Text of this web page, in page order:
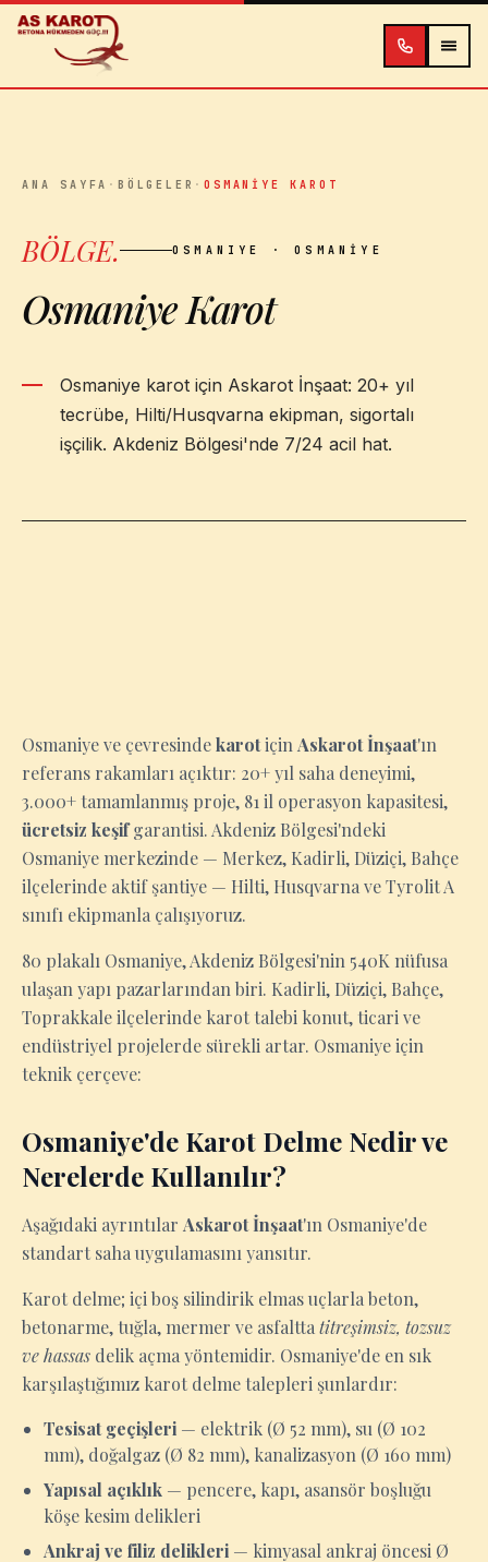
İçeriğe atla
ANA SAYFA ·BÖLGELER ·OSMANIYE KAROT
BÖLGE. OSMANIYE · OSMANIYE
Osmaniye Karot
Osmaniye karot için Askarot İnşaat: 20+ yıl
tecrübe, Hilti/Husqvarna ekipman, sigortalı
işçilik. Akdeniz Bölgesi'nde 7/24 acil hat.
Osmaniye ve çevresindekarotiçin Askarot İnşaat'ın
referans rakamları açıktır: 20+ yıl saha deneyimi,
3.000+ tamamlanmış proje, 81 il operasyon kapasitesi,
ücretsiz keşifgarantisi. Akdeniz Bölgesi'ndeki
Osmaniye merkezinde — Merkez, Kadirli, Düziçi, Bahçe
ilçelerinde aktif şantiye — Hilti, Husqvarna ve Tyrolit A
sınıfı ekipmanla çalışıyoruz.
80 plakalı Osmaniye, Akdeniz Bölgesi'nin 540K nüfusa
ulaşan yapı pazarlarından biri. Kadirli, Düziçi, Bahçe,
Toprakkale ilçelerinde karot talebi konut, ticari ve
endüstriyel projelerde sürekli artar. Osmaniye için
teknik çerçeve:
Osmaniye'de Karot Delme Nedir ve
Nerelerde Kullanılır?
Aşağıdaki ayrıntılar Askarot İnşaat'ın Osmaniye'de
standart saha uygulamasını yansıtır.
Karot delme; içi boş silindirik elmas uçlarla beton,
betonarme, tuğla, mermer ve asfaltta titreşimsiz, tozsuz
ve hassas delik açma yöntemidir. Osmaniye'de en sık
karşılaştığımız karot delme talepleri şunlardır:
Tesisat geçişleri — elektrik (Ø 52 mm), su (Ø 102
mm), doğalgaz (Ø 82 mm), kanalizasyon (Ø 160 mm)
Yapısal açıklık — pencere, kapı, asansör boşluğu
köşe kesim delikleri
Ankraj ve filiz delikleri — kimyasal ankraj öncesi Ø